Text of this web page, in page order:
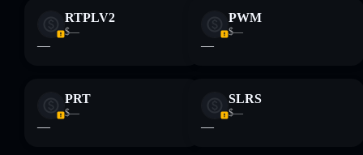
RTPLV2
$—
—
PWM
$—
—
PRT
$—
—
SLRS
$—
—